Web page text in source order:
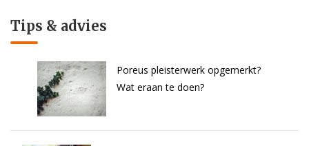
Tips & advies
Poreus pleisterwerk opgemerkt?
Wat eraan te doen?